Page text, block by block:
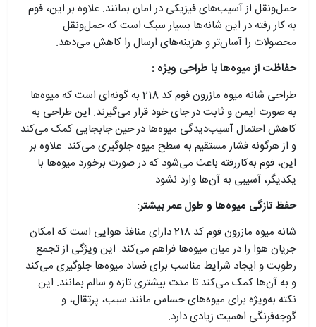
حمل‌ونقل از آسیب‌های فیزیکی در امان بمانند. علاوه بر این، فوم
به کار رفته در این شانه‌ها بسیار سبک است که حمل‌ونقل
محصولات را آسان‌تر و هزینه‌های ارسال را کاهش می‌دهد.
حفاظت از میوه‌ها با طراحی ویژه :
طراحی شانه میوه مازرون فوم کد 218 به گونه‌ای است که میوه‌ها
به صورت ایمن و ثابت در جای خود قرار می‌گیرند. این طراحی به
کاهش احتمال آسیب‌دیدگی میوه‌ها در حین جابجایی کمک می‌کند
و از هرگونه فشار مستقیم به سطح میوه جلوگیری می‌کند. علاوه بر
این، فوم به‌کاررفته باعث می‌شود که در صورت برخورد میوه‌ها با
یکدیگر، آسیبی به آن‌ها وارد نشود
حفظ تازگی میوه‌ها و طول عمر بیشتر:
شانه میوه مازرون فوم کد 218 دارای منافذ هوایی است که امکان
جریان هوا را در میان میوه‌ها فراهم می‌کند. این ویژگی از تجمع
رطوبت و ایجاد شرایط مناسب برای فساد میوه‌ها جلوگیری می‌کند
و به آن‌ها کمک می‌کند تا مدت بیشتری تازه و سالم بمانند. این
نکته به‌ویژه برای میوه‌های حساس مانند سیب، پرتقال، و
گوجه‌فرنگی اهمیت زیادی دارد.